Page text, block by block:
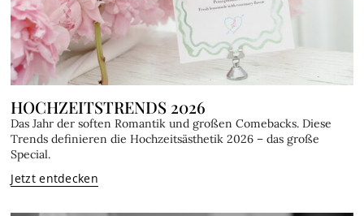
HOCHZEITSTRENDS 2026
Das Jahr der soften Romantik und großen Comebacks. Diese
Trends definieren die Hochzeitsästhetik 2026 – das große
Special.
Jetzt entdecken